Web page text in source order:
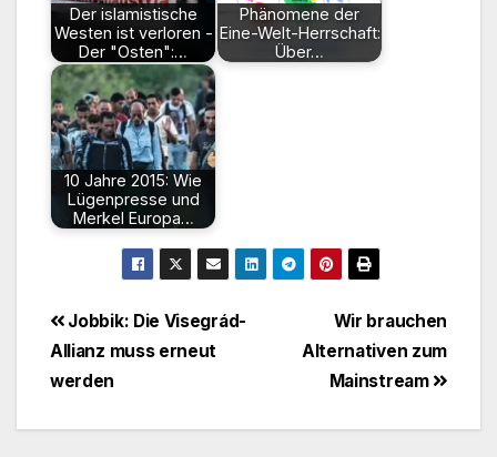
Der islamistische
Westen ist verloren -
Der "Osten":…
Phänomene der
Eine-Welt-Herrschaft:
Über…
10 Jahre 2015: Wie
Lügenpresse und
Merkel Europa…
BeitragsnavigationWir brauchen
Alternativen zum
Mainstream
Jobbik: Die Visegrád-
Allianz muss erneut
werden